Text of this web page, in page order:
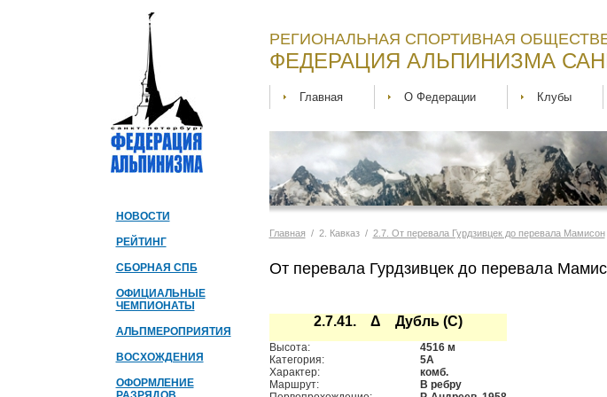
НОВОСТИ
РЕЙТИНГ
СБОРНАЯ СПБ
ОФИЦИАЛЬНЫЕ
ЧЕМПИОНАТЫ
АЛЬПМЕРОПРИЯТИЯ
ВОСХОЖДЕНИЯ
ОФОРМЛЕНИЕ
РЕГИОНАЛЬНАЯ СПОРТИВНАЯ
ФЕДЕРАЦИЯ АЛЬПИНИЗМА
Главная О Федерации Клубы
Главная / 2. Кавказ / 2.7. От перевала Гурдзивцек до перевала Мамисон
От перевала Гурдзивцек до перевала
2.7.41. Δ Дубль (С)
Высота:
4516 м
Категория:
5А
Характер:
комб.
Маршрут:
В ребру